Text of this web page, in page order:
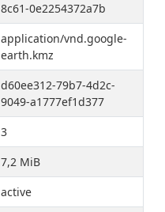
8c61-0e2254372a7b
application/vnd.google-
earth.kmz
d60ee312-79b7-4d2c-
9049-a1777ef1d377
3
7,2 MiB
active